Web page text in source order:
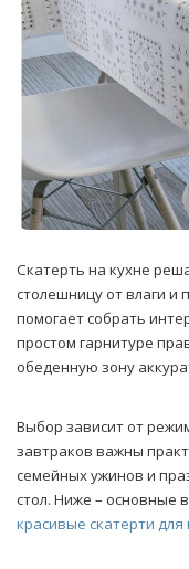
Скатерть на кухне
столешницу от влаги и
помогает собрать
простом гарнитуре
обеденную зону
Выбор зависит от
завтраков важны
семейных ужинов и
стол. Ниже – основные
красивые скатерти для